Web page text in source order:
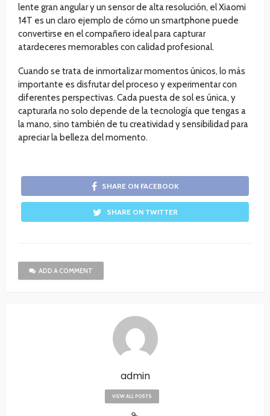
lente gran angular y un sensor de alta resolución, el Xiaomi
14T es un claro ejemplo de cómo un smartphone puede
convertirse en el compañero ideal para capturar
atardeceres memorables con calidad profesional.
Cuando se trata de inmortalizar momentos únicos, lo más
importante es disfrutar del proceso y experimentar con
diferentes perspectivas. Cada puesta de sol es única, y
capturarla no solo depende de la tecnología que tengas a
la mano, sino también de tu creatividad y sensibilidad para
apreciar la belleza del momento.
SHARE ON FACEBOOK
SHARE ON TWITTER
ADD A COMMENT
admin
VIEW ALL POSTS